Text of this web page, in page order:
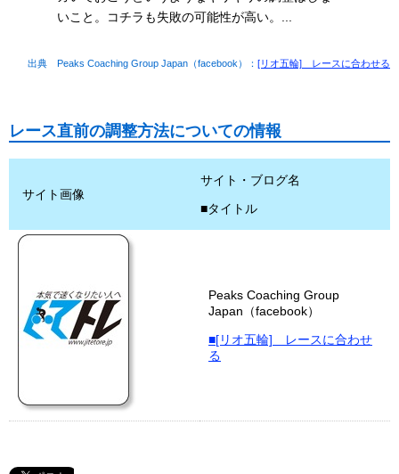
いこと。コチラも失敗の可能性が高い。...
出典 Peaks Coaching Group Japan（facebook）： [リオ五輪] レースに合わせる
レース直前の調整方法についての情報
サイト画像
サイト・ブログ名
■タイトル
Peaks Coaching Group
Japan（facebook）
■[リオ五輪] レースに合わせ
る